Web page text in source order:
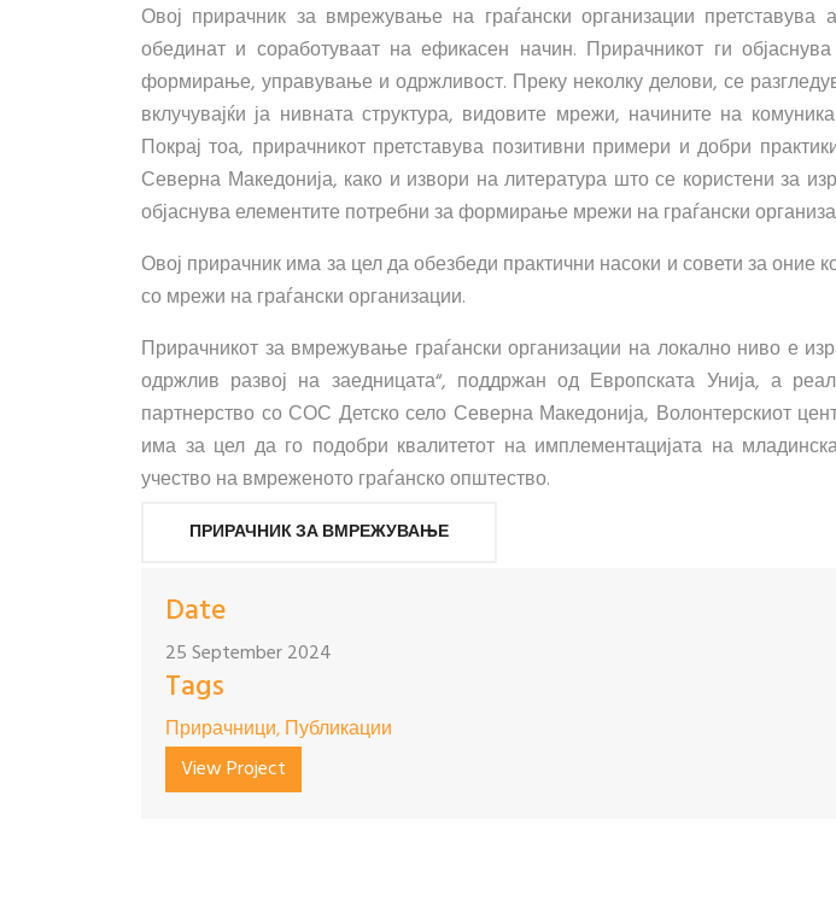
Овој прирачник за вмрежување на граѓански организации
обединат и соработуваат на ефикасен начин. Прирачникот ги
формирање, управување и одржливост. Преку неколку делови, се
вклучувајќи ја нивната структура, видовите мрежи, начините на
Покрај тоа, прирачникот претставува позитивни примери и добри
Северна Македонија, како и извори на литература што се користени за
објаснува елементите потребни за формирање мрежи на граѓански
Овој прирачник има за цел да обезбеди практични насоки и совети за
со мрежи на граѓански организации.
Прирачникот за вмрежување граѓански организации на локално ниво е
одржлив развој на заедницата“, поддржан од Европската Унија, а
партнерство со СОС Детско село Северна Македонија, Волонтерскиот
има за цел да го подобри квалитетот на имплементацијата на
учество на вмреженото граѓанско општество.
ПРИРАЧНИК ЗА ВМРЕЖУВАЊЕ
Date
25 September 2024
Tags
Прирачници, Публикации
View Project